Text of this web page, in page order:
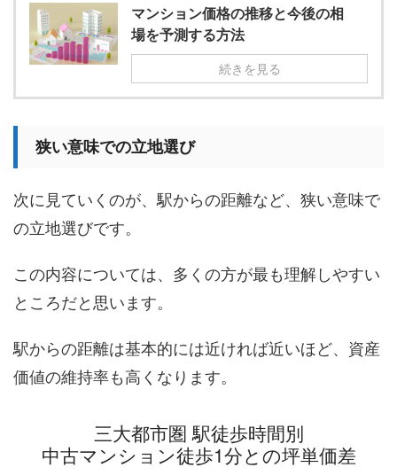
マンション価格の推移と今後の相
場を予測する方法
続きを見る
狭い意味での立地選び
次に見ていくのが、駅からの距離など、狭い意味で
の立地選びです。
この内容については、多くの方が最も理解しやすい
ところだと思います。
駅からの距離は基本的には近ければ近いほど、資産
価値の維持率も高くなります。